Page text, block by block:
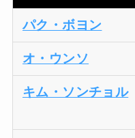
パク・ボヨン
オ・ウンソ
キム・ソンチョル